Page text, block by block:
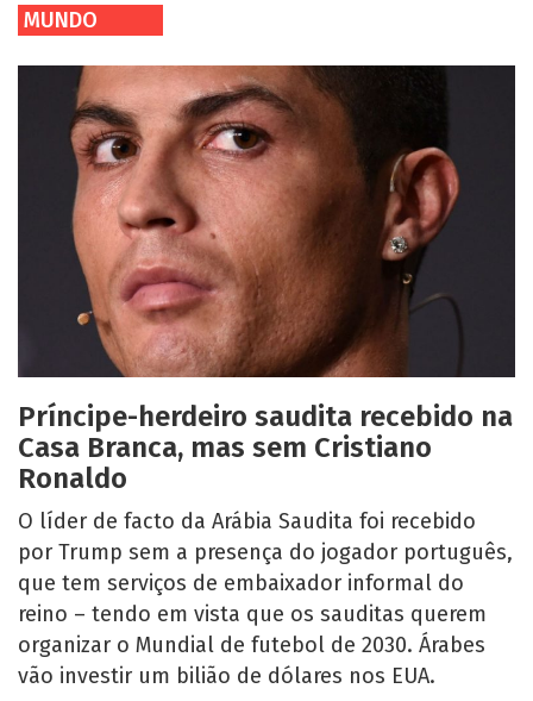
MUNDO
Príncipe-herdeiro saudita recebido na
Casa Branca, mas sem Cristiano
Ronaldo
O líder de facto da Arábia Saudita foi recebido
por Trump sem a presença do jogador português,
que tem serviços de embaixador informal do
reino – tendo em vista que os sauditas querem
organizar o Mundial de futebol de 2030. Árabes
vão investir um bilião de dólares nos EUA.